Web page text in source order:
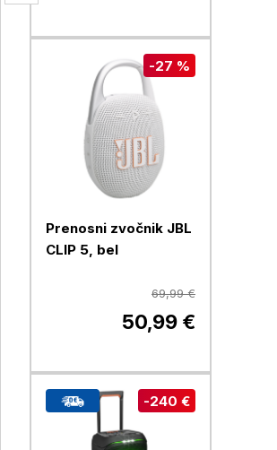
-27 %
Prenosni zvočnik JBL
CLIP 5, bel
69,99 €
50,99 €
-240 €